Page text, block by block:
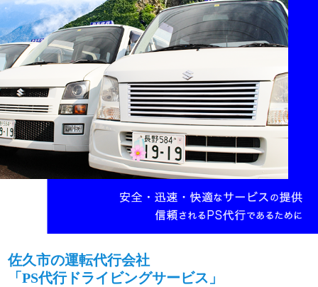
佐久市の運転代行会社
「PS代行ドライビングサービス」